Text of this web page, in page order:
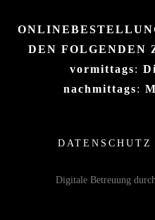
DEN FOLGENDEN
vormittags:
nachmittags:
DATENSCHUTZ
Digitale Betreuung